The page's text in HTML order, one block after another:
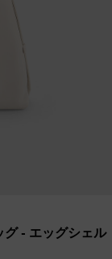
グ- エッグシェル